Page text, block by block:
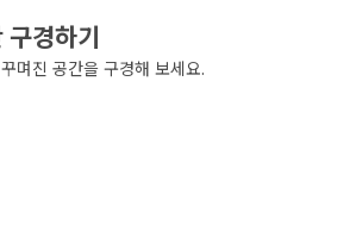
경하기
며진 공간을 구경해 보세요.